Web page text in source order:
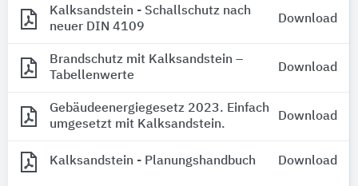
Kalksandstein - Schallschutz nach
neuer DIN 4109
Download
Brandschutz mit Kalksandstein –
Tabellenwerte
Download
Gebäudeenergiegesetz 2023. Einfach
umgesetzt mit Kalksandstein.
Download
Kalksandstein - Planungshandbuch Download